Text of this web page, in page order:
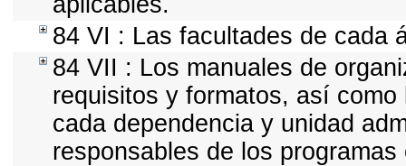
84 VI : Las facultades de cada
84 VII : Los manuales de
requisitos y formatos, así
cada dependencia y unidad
responsables de los